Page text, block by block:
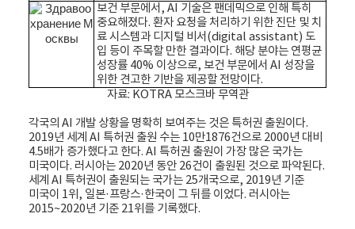
보건 부문에서, AI 기술은 팬데믹으로 인해 특히
중요해졌다. 환자 요청을 처리하기 위한 진단 및 치
료 시스템과 디지털 비서(digital assistant) 도
입 등이 주목할 만한 결과이다. 해당 분야는 연평균
성장률 40% 이상으로, 보건 부문에서 AI 성장을
위한 견고한 기반을 제공할 전망이다.
자료: KOTRA 모스크바 무역관
각국의 AI 개발 상황을 명확히 보여주는 것은 특허권 출원이다.
2019년 세계 AI 특허권 출원 수는 10만1876건으로 2000년 대비
4.5배가 증가했다고 한다. AI 특허권 출원이 가장 많은 국가는
미국이다. 러시아는 2020년 동안 26건이 출원된 것으로 파악된다.
세계 AI 특허권이 출원되는 국가는 25개국으로, 2019년 기준
미국이 1위, 일본·프랑스·한국이 그 뒤를 이었다. 러시아는
2015~2020년 기준 21위를 기록했다.